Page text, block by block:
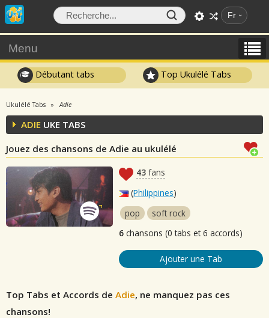
Fr
Menu
Débutant tabs Top Ukulélé Tabs
Ukulélé Tabs Adie
ADIE UKE TABS
Jouez des chansons de Adie au ukulélé
43 fans
(Philippines)
pop
soft rock
6 chansons (0 tabs et 6 accords)
Ajouter une Tab
Top Tabs et Accords de Adie, ne manquez pas ces
chansons!